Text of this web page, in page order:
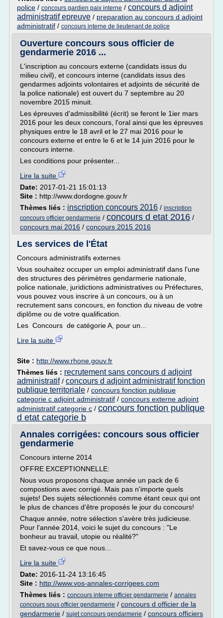
police / concours gardien paix interne / concours d adjoint
administratif epreuve / preparation au concours d adjoint
administratif / concours interne de lieutenant de police
Ouverture concours sous officier de
gendarmerie 2016 ...
L'inscription au concours externe (candidats issus du
milieu civil), et concours interne (candidats issus des
gendarmes adjoints volontaires et adjoints de sécurité de
la police nationale) est ouvert du 7 septembre au 20
novembre 2015 minuit.
Les épreuves d'admissibilité (écrit) se feront le 1ier mars
2016 pour les deux concours, l'oral ainsi que les épreuves
physiques entre le 18 avril et le 27 mai 2016 pour le
concours externe et entre le 6 et le 14 juin 2016 pour le
concours interne.
Les conditions pour présenter...
Lire la suite
Date: 2017-01-21 15:01:13
Site : http://www.dordogne.gouv.fr
Thèmes liés : inscription concours 2016 / inscription
concours officier gendarmerie / concours d etat 2016 /
concours mai 2016 / concours 2015 2016
Les services de l'État
Concours administratifs externes
Vous souhaitez occuper un emploi administratif dans l'une
des structures des périmètres gendarmerie nationale,
police nationale, juridictions administratives ou Préfectures,
vous pouvez vous inscrire à un concours, ou à un
recrutement sans concours, en fonction du niveau de votre
diplôme ou de votre qualification.
Les Concours de catégorie A, pour un...
Lire la suite
Site : http://www.rhone.gouv.fr
Thèmes liés : recrutement sans concours d adjoint
administratif/ concours d adjoint administratif fonction
publique territoriale / concours fonction publique
categorie c adjoint administratif / concours externe adjoint
administratif categorie c / concours fonction publique
d etat categorie b
Annales corrigées: concours sous officier
gendarmerie
Concours interne 2014
OFFRE EXCEPTIONNELLE:
Nous vous proposons chaque année un pack de 6
compostions avec corrigé. Mais pas n'importe quels
sujets! Des sujets sélectionnés comme étant ceux qui ont
le plus de chances d'être proposés le jour du concours!
Chaque année, notre sélection s'avère très judicieuse.
Pour l'année 2014, voici le sujet du concours : "Le
bonheur au travail, utopie ou réalité?"
Et savez-vous ce que nous...
Lire la suite
Date: 2016-11-24 13:16:45
Site : http://www.vos-annales-corrigees.com
Thèmes liés : concours interne officier gendarmerie / annales
concours sous officier gendarmerie / concours d officier de la
gendarmerie / sujet concours gendarmerie / concours officiers